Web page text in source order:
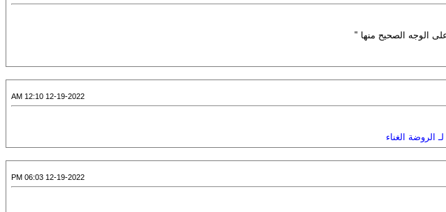
الوجه الصحيح منها "
12-19-2022 12:10 AM
الروضة الغناء
12-19-2022 06:03 PM